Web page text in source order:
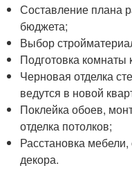
Составление плана
бюджета;
Выбор
Подготовка
Черновая отделка
ведутся в новой
Поклейка обоев,
отделка потолков;
Расстановка
декора.